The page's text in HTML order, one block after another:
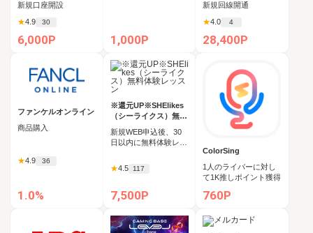
新規口座開設
★4.9 30
6,000P 1,000P
新規回線開通
★4.0 4
28,400P
ファンケルオンライン
商品購入
★4.9 36
1.0%
※還元UP※SHElikes
（シーライクス）無料
新規WEB申込後、30
日以内に無料体験レッ
★4.5 117
7,500P
ColorSing
1人のライバーに対し
て1K推しポイント獲得
760P